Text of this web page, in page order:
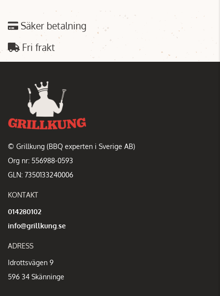
Säker betalning
Fri frakt
© Grillkung (BBQ experten i Sverige AB)
Org nr: 556988-0593
GLN: 7350133240006
KONTAKT
014280102
info@grillkung.se
ADRESS
Idrottsvägen 9
596 34 Skänninge